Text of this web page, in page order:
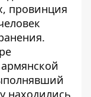
провинция
находились